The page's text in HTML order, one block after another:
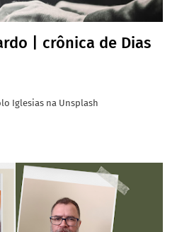
| crônica de Dias
Iglesias na Unsplash